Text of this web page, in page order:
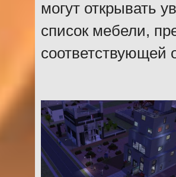
могут открывать
список мебели,
соответствующей